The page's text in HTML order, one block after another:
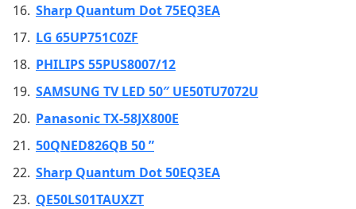
Sharp Quantum Dot 75EQ3EA
LG 65UP751C0ZF
PHILIPS 55PUS8007/12
SAMSUNG TV LED 50″ UE50TU7072U
Panasonic TX-58JX800E
50QNED826QB 50 ”
Sharp Quantum Dot 50EQ3EA
QE50LS01TAUXZT